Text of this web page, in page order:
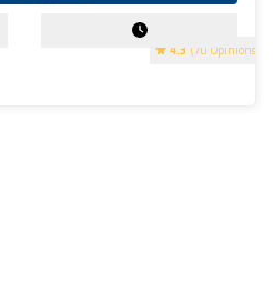
4.3 (70 Opinions)